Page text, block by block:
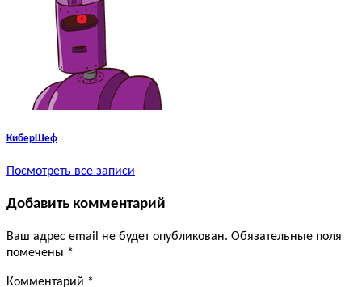
КиберШеф
Посмотреть все записи
Добавить комментарий
Ваш адрес email не будет опубликован. Обязательные поля
помечены *
Комментарий *